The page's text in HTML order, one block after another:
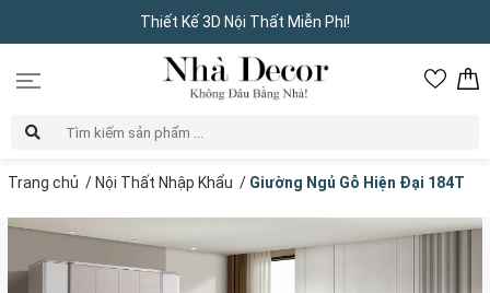
Thiết Kế 3D Nội Thất Miễn Phí!
Trang chủ / Nội Thất Nhập Khẩu / Giường Ngủ Gỗ Hiện Đại 184T